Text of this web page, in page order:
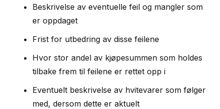
Beskrivelse av eventuelle feil og mangler som
er oppdaget
Frist for utbedring av disse feilene
Hvor stor andel av kjøpesummen som holdes
tilbake frem til feilene er rettet opp i
Eventuelt beskrivelse av hvitevarer som følger
med, dersom dette er aktuelt